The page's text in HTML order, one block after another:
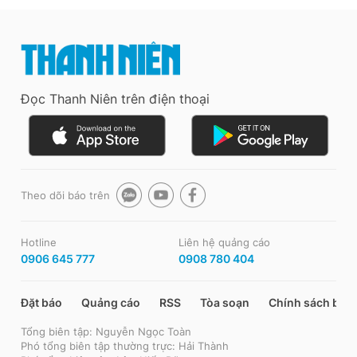
Đọc Thanh Niên trên điện thoại
Theo dõi báo trên
Hotline
0906 645 777
Liên hệ quảng cáo
0908 780 404
Đặt báo Quảng cáo RSS Tòa soạn Chính sách bảo
Tổng biên tập: Nguyễn Ngọc Toàn
Phó tổng biên tập thường trực: Hải Thành